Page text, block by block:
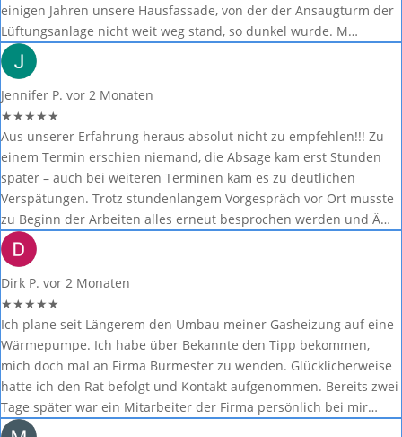
einigen Jahren unsere Hausfassade, von der der Ansaugturm der
Lüftungsanlage nicht weit weg stand, so dunkel wurde. M…
Jennifer P. vor 2 Monaten
★★★★★
Aus unserer Erfahrung heraus absolut nicht zu empfehlen!!! Zu
einem Termin erschien niemand, die Absage kam erst Stunden
später – auch bei weiteren Terminen kam es zu deutlichen
Verspätungen. Trotz stundenlangem Vorgespräch vor Ort musste
zu Beginn der Arbeiten alles erneut besprochen werden und Ä…
Dirk P. vor 2 Monaten
★★★★★
Ich plane seit Längerem den Umbau meiner Gasheizung auf eine
Wärmepumpe. Ich habe über Bekannte den Tipp bekommen,
mich doch mal an Firma Burmester zu wenden. Glücklicherweise
hatte ich den Rat befolgt und Kontakt aufgenommen. Bereits zwei
Tage später war ein Mitarbeiter der Firma persönlich bei mir…